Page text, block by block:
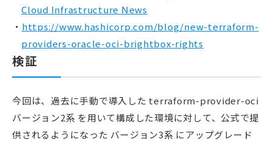
Cloud Infrastructure News
https://www.hashicorp.com/blog/new-terraform-
providers-oracle-oci-brightbox-rights
検証
今回は、過去に手動で導入した terraform-provider-oci
バージョン2系 を用いて構成した環境に対して、公式で提
供されるようになった バージョン3系 にアップグレード